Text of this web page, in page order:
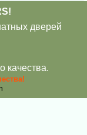
дверей
качества.